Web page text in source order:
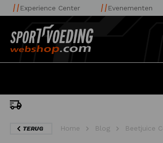
Experience Center Evenementen
TERUG Home Blog Beetjuice